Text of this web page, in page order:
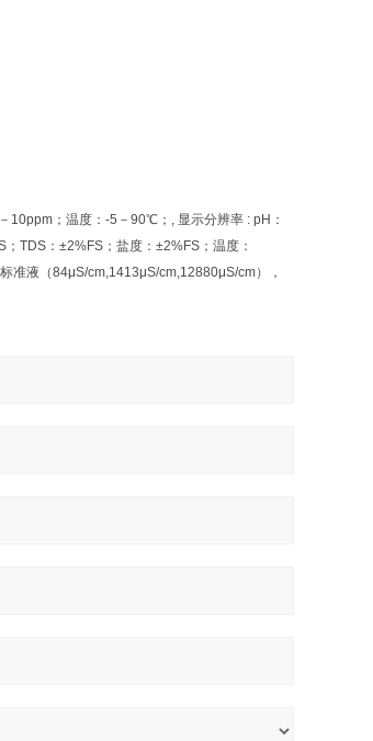
10ppm；温度：-5－90℃；, 显示分辨率 : pH：
TDS：±2%FS；盐度：±2%FS；温度：
准液（84μS/cm,1413μS/cm,12880μS/cm），